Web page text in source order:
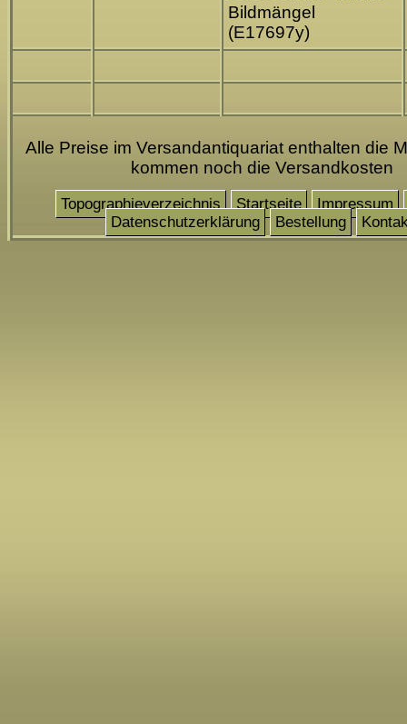
Bildmängel
(E17697y)
Alle Preise im Versandantiquariat enthalten die
kommen noch die Versandkosten
Topographieverzeichnis Startseite
Impressum
Datenschutzerklärung
Bestellung